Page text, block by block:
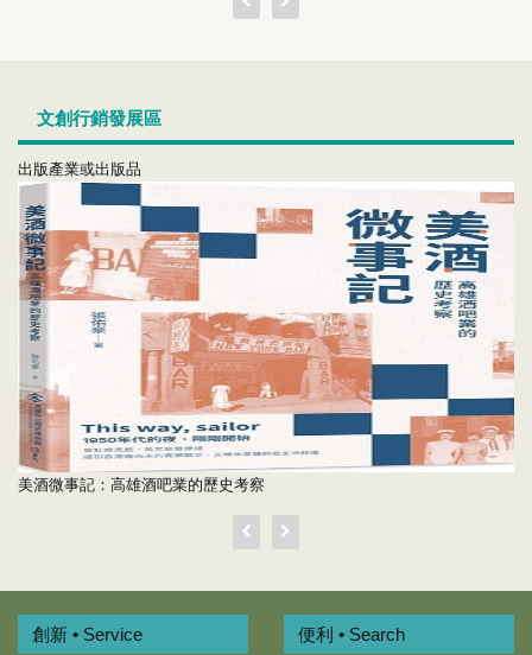
文創行銷發展區
出版產業或出版品
美酒微事記：高雄酒吧業的歷史考察
創新 • Service 便利 • Search